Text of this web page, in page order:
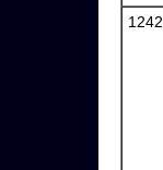
1242